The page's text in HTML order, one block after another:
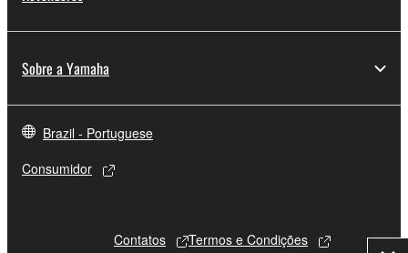
Sobre a Yamaha
Brazil - Portuguese
Consumidor
Contatos
Termos e Condições